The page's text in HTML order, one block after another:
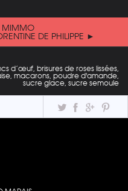
MIMMO
DE PHILIPPE ►
d’œuf, brisures de roses lissées,
macarons, poudre d'amande,
sucre glace, sucre semoule